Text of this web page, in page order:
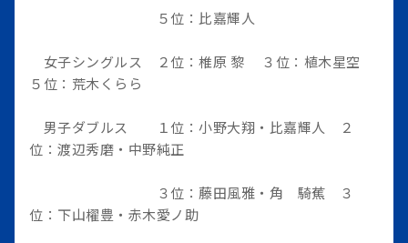
５位：比嘉輝人
女子シングルス ２位：椎原 黎 ３位：植木星空
５位：荒木くらら
男子ダブルス １位：小野大翔・比嘉輝人 ２
位：渡辺秀磨・中野純正
３位：藤田風雅・角 騎蕉 ３
位：下山櫂豊・赤木愛ノ助